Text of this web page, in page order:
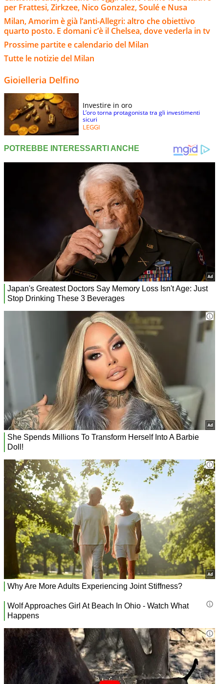
per Frattesi, Zirkzee, Nico Gonzalez, Soulé e Nusa
Milan, Amorim è già l’anti-Allegri: altro che obiettivo
quarto posto. E domani c’è il Chelsea, dove vederla in tv
Prossime partite e calendario del Milan
Tutte le notizie del Milan
Gioielleria Delfino
Investire in oro
L’oro torna protagonista tra gli investimenti
sicuri
LEGGI